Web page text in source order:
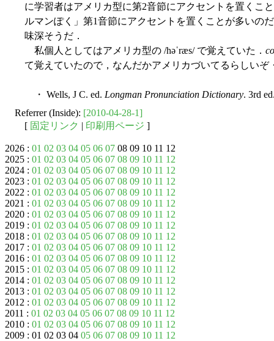
に学習者はアメリカ型に第2音節にアクセントを置くこ
ルマンぽく」第1音節にアクセントを置くことが多いの
味深そうだ．
私個人としてはアメリカ型の /həˈræs/ で覚えていた．
て覚えていたので，なんだかアメリカづいてるらしいぞ
・ Wells, J C. ed. Longman Pronunciation Dictionary. 3rd
Referrer (Inside): [2010-04-28-1]
[ 固定リンク | 印刷用ページ ]
2026 : 01 02 03 04 05 06 07 08 09 10 11 12
2025 : 01 02 03 04 05 06 07 08 09 10 11 12
2024 : 01 02 03 04 05 06 07 08 09 10 11 12
2023 : 01 02 03 04 05 06 07 08 09 10 11 12
2022 : 01 02 03 04 05 06 07 08 09 10 11 12
2021 : 01 02 03 04 05 06 07 08 09 10 11 12
2020 : 01 02 03 04 05 06 07 08 09 10 11 12
2019 : 01 02 03 04 05 06 07 08 09 10 11 12
2018 : 01 02 03 04 05 06 07 08 09 10 11 12
2017 : 01 02 03 04 05 06 07 08 09 10 11 12
2016 : 01 02 03 04 05 06 07 08 09 10 11 12
2015 : 01 02 03 04 05 06 07 08 09 10 11 12
2014 : 01 02 03 04 05 06 07 08 09 10 11 12
2013 : 01 02 03 04 05 06 07 08 09 10 11 12
2012 : 01 02 03 04 05 06 07 08 09 10 11 12
2011 : 01 02 03 04 05 06 07 08 09 10 11 12
2010 : 01 02 03 04 05 06 07 08 09 10 11 12
2009 : 01 02 03 04 05 06 07 08 09 10 11 12